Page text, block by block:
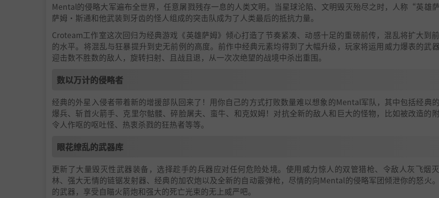
Mental的侵略大军遍布全世界，任意屠戮残存一息的人类文明。当星球沦陷、文明毁灭殆尽之时，人称“英雄
萨姆·斯通和他武装到牙齿的怪人组成的突击队成为了人类最后的抵抗力量。
Croteam工作室这次回归为经典游戏《英雄萨姆》倾心打造了节奏紧凑、动感十足的重磅前传，混乱将扩大到
的水平。将混乱与狂暴提升到史无前例的高度。前作中经典元素均得到了大幅升级，玩家将运用威力爆表的武器
迎击数不胜数的敌人，旋转扫射、且战且退，从一次次绝望的战境中杀出重围。
数以万计的侵略者
经典的外星入侵者带着新的增援部队回来了！用你自己的方式打败数量难以想象的Mental军队，其中包括经典
爆兵、斩首火箭手、克里尔骷髅、碎脸屠夫、蛮牛、和克奴姆！对抗全新的敌人和巨大的怪物，比如被改造的附
令人作呕的呕吐怪、热衷杀戮的狂热者等等。
眼花缭乱的武器库
更新了大量毁灭性武器装备，选择趁手的兵器应对任何危险处境。使用威力惊人的双管猎枪、令敌人灰飞烟
林、强大无情的链锯发射器、经典的加农炮以及全新的自动霰弹枪，尽情的向Mental的侵略军团倾泄你的怒火
的武器，享受自瞄火箭炮和强大的死亡光束的无上威严吧。